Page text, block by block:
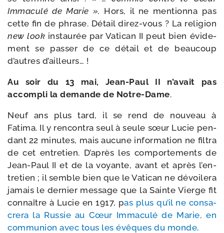
Immaculé de Marie ». Hors, il ne men­tion­na pas
cette fin de phrase. Détail direz-​vous ? La reli­gion
new look ins­tau­rée par Vatican II peut bien évi­de­
ment se pas­ser de ce détail et de beau­coup
d’autres d’ailleurs… !
Au soir du 13 mai, Jean-​Paul II n’a­vait pas
accom­pli la demande de Notre-​Dame.
Neuf ans plus tard, il se rend de nou­veau à
Fatima. Il y ren­con­tra seul à seule sœur Lucie pen­
dant 22 minutes, mais aucune infor­ma­tion ne fil­tra
de cet entre­tien. D’après les com­por­te­ments de
Jean-​Paul II et de la voyante, avant et après l’en­
tre­tien ; il semble bien que le Vatican ne dévoi­le­ra
jamais le der­nier mes­sage que la Sainte Vierge fit
connaître à Lucie en 1917, pas plus qu’il ne consa­
cre­ra la Russie au Cœur Immaculé de Marie, en
com­mu­nion avec tous les évêques du monde.